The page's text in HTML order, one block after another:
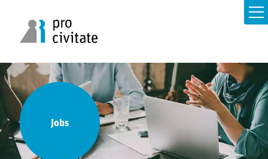
Jobs